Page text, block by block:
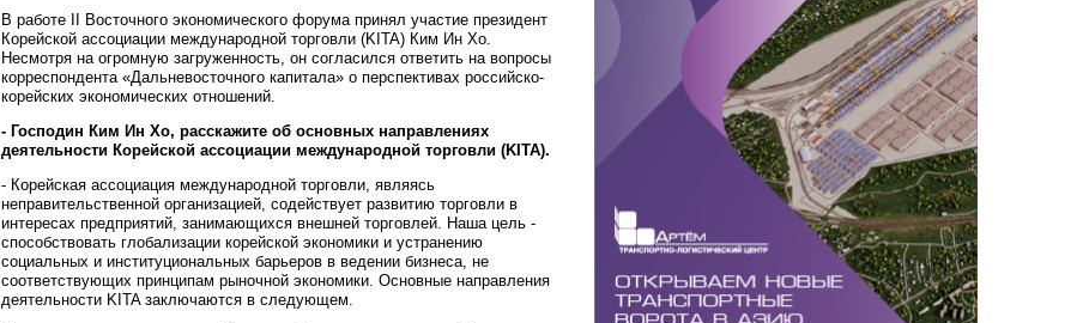
В работе II Восточного экономического форума принял участие президент
Корейской ассоциации международной торговли (KITA) Ким Ин Хо.
Несмотря на огромную загруженность, он согласился ответить на вопросы
корреспондента «Дальневосточного капитала» о перспективах российско-
корейских экономических отношений.
- Господин Ким Ин Хо, расскажите об основных направлениях
деятельности Корейской ассоциации международной торговли (KITA).
- Корейская ассоциация международной торговли, являясь
неправительственной организацией, содействует развитию торговли в
интересах предприятий, занимающихся внешней торговлей. Наша цель -
способствовать глобализации корейской экономики и устранению
социальных и институциональных барьеров в ведении бизнеса, не
соответствующих принципам рыночной экономики. Основные направления
деятельности KITA заключаются в следующем.